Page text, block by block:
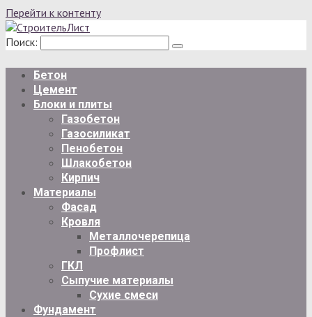
Перейти к контенту
Поиск:
Бетон
Цемент
Блоки и плиты
Газобетон
Газосиликат
Пенобетон
Шлакобетон
Кирпич
Материалы
Фасад
Кровля
Металлочерепица
Профлист
ГКЛ
Сыпучие материалы
Сухие смеси
Фундамент